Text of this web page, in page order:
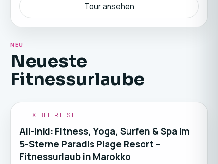
Tour ansehen
NEU
Neueste
Fitnessurlaube
FLEXIBLE REISE
All-Inkl: Fitness, Yoga, Surfen & Spa im
5-Sterne Paradis Plage Resort –
Fitnessurlaub in Marokko